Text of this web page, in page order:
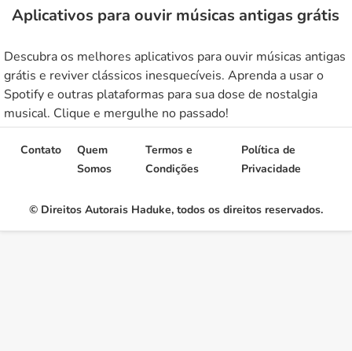
Aplicativos para ouvir músicas antigas grátis
Descubra os melhores aplicativos para ouvir músicas antigas
grátis e reviver clássicos inesquecíveis. Aprenda a usar o
Spotify e outras plataformas para sua dose de nostalgia
musical. Clique e mergulhe no passado!
© Direitos Autorais Haduke, todos os direitos reservados.
Contato
Quem
Somos
Termos e
Condições
Política de
Privacidade